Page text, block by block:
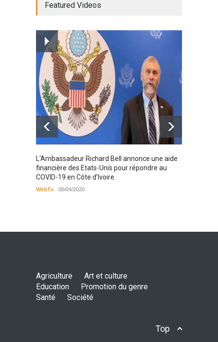
Radio partenaire
Magazine : le service de
prise en charge des
personnes vivantes avec le
VIH
Santé 25/03/2019
Featured Videos
L'Ambassadeur Richard Bell annonce une aide
financière des Etats-Unis pour répondre au
COVID-19 en Côte d’Ivoire.
WebTv 06/04/2020
Agriculture
Art et culture
Education
Promotion du genre
Santé
Société
Top